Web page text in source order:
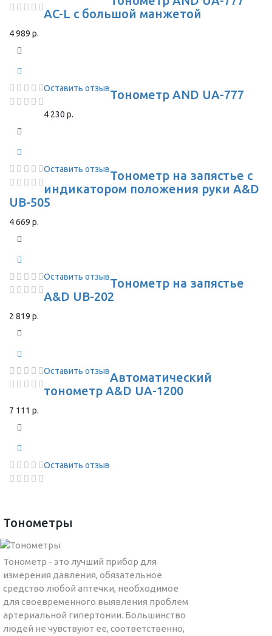
AC-L с большой манжетой
4 989 р.
Оставить отзывТонометр AND UA-777
4 230 р.
Оставить отзывТонометр на запястье с
индикатором положения руки A&D
UB-505
4 669 р.
Оставить отзывТонометр на запястье
A&D UB-202
2 819 р.
Оставить отзывАвтоматический
тонометр A&D UA-1200
7 111 р.
Оставить отзыв
Тонометры
Тонометр - это лучший прибор для
измерения давления, обязательное
средство любой аптечки, необходимое
для своевременного выявления проблем
артериальной гипертонии. Большинство
людей не чувствуют ее, соответственно,